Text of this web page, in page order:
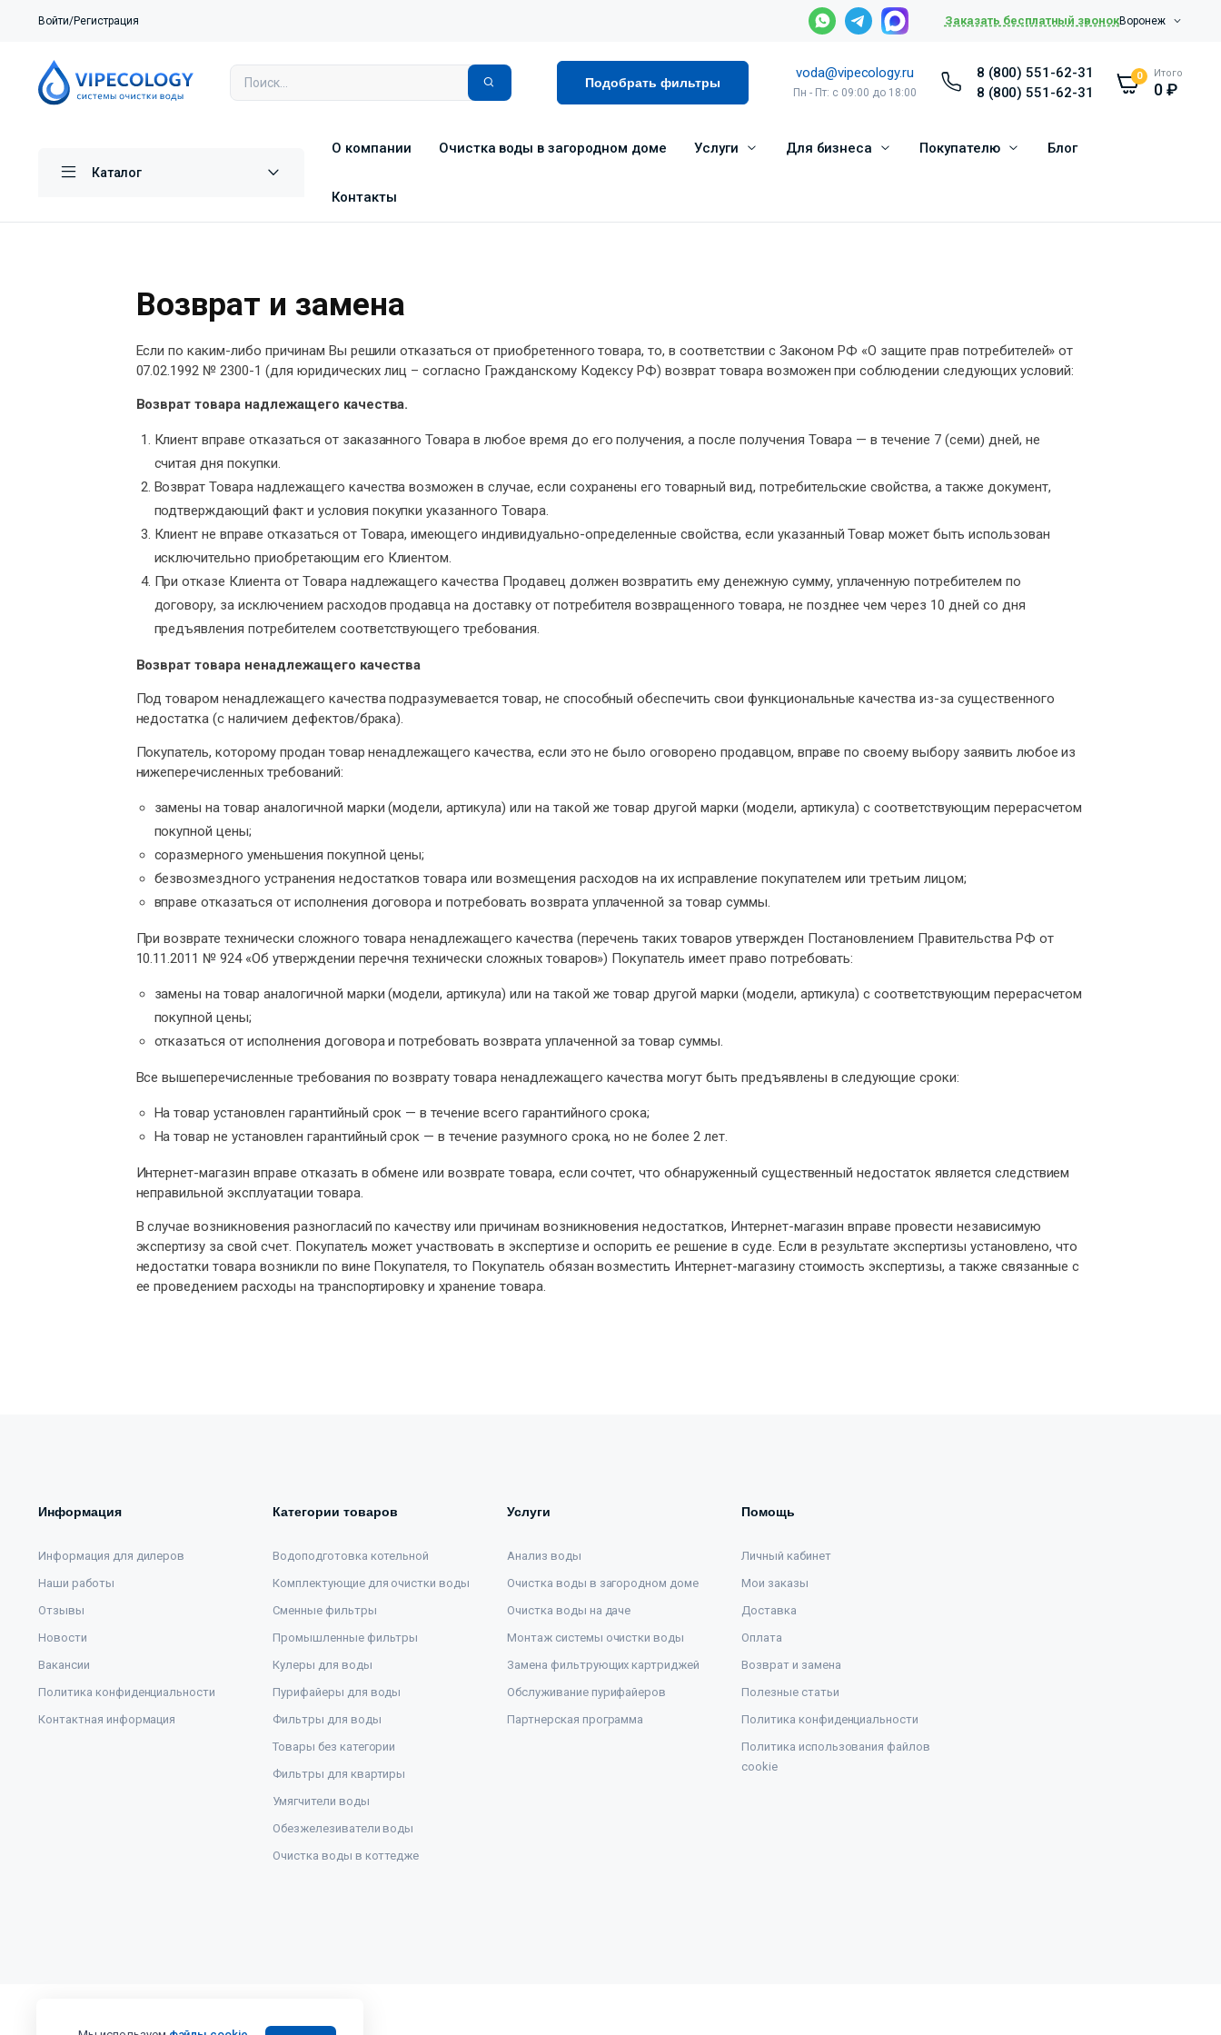
Войти/Регистрация Заказать бесплатный звонокВоронеж
Подобрать фильтры
voda@vipecology.ru
Пн - Пт: с 09:00 до 18:00
8 (800) 551-62-31
8 (800) 551-62-31
0 Итого
0₽
Каталог
О компании Очистка воды в загородном доме Услуги Для бизнеса Покупателю Блог
Контакты
Возврат и замена
Если по каким-либо причинам Вы решили отказаться от приобретенного товара, то, в соответствии с Законом РФ «О защите прав потребителей» от
07.02.1992 № 2300-1 (для юридических лиц – согласно Гражданскому Кодексу РФ) возврат товара возможен при соблюдении следующих условий:
Возврат товара надлежащего качества.
Клиент вправе отказаться от заказанного Товара в любое время до его получения, а после получения Товара — в течение 7 (семи) дней, не
считая дня покупки.
Возврат Товара надлежащего качества возможен в случае, если сохранены его товарный вид, потребительские свойства, а также документ,
подтверждающий факт и условия покупки указанного Товара.
Клиент не вправе отказаться от Товара, имеющего индивидуально-определенные свойства, если указанный Товар может быть использован
исключительно приобретающим его Клиентом.
При отказе Клиента от Товара надлежащего качества Продавец должен возвратить ему денежную сумму, уплаченную потребителем по
договору, за исключением расходов продавца на доставку от потребителя возвращенного товара, не позднее чем через 10 дней со дня
предъявления потребителем соответствующего требования.
Возврат товара ненадлежащего качества
Под товаром ненадлежащего качества подразумевается товар, не способный обеспечить свои функциональные качества из-за существенного
недостатка (с наличием дефектов/брака).
Покупатель, которому продан товар ненадлежащего качества, если это не было оговорено продавцом, вправе по своему выбору заявить любое из
нижеперечисленных требований:
замены на товар аналогичной марки (модели, артикула) или на такой же товар другой марки (модели, артикула) с соответствующим перерасчетом
покупной цены;
соразмерного уменьшения покупной цены;
безвозмездного устранения недостатков товара или возмещения расходов на их исправление покупателем или третьим лицом;
вправе отказаться от исполнения договора и потребовать возврата уплаченной за товар суммы.
При возврате технически сложного товара ненадлежащего качества (перечень таких товаров утвержден Постановлением Правительства РФ от
10.11.2011 № 924 «Об утверждении перечня технически сложных товаров») Покупатель имеет право потребовать:
замены на товар аналогичной марки (модели, артикула) или на такой же товар другой марки (модели, артикула) с соответствующим перерасчетом
покупной цены;
отказаться от исполнения договора и потребовать возврата уплаченной за товар суммы.
Все вышеперечисленные требования по возврату товара ненадлежащего качества могут быть предъявлены в следующие сроки:
На товар установлен гарантийный срок — в течение всего гарантийного срока;
На товар не установлен гарантийный срок — в течение разумного срока, но не более 2 лет.
Интернет-магазин вправе отказать в обмене или возврате товара, если сочтет, что обнаруженный существенный недостаток является следствием
неправильной эксплуатации товара.
В случае возникновения разногласий по качеству или причинам возникновения недостатков, Интернет-магазин вправе провести независимую
экспертизу за свой счет. Покупатель может участвовать в экспертизе и оспорить ее решение в суде. Если в результате экспертизы установлено, что
недостатки товара возникли по вине Покупателя, то Покупатель обязан возместить Интернет-магазину стоимость экспертизы, а также связанные с
ее проведением расходы на транспортировку и хранение товара.
Информация
Информация для дилеров
Наши работы
Отзывы
Новости
Вакансии
Политика конфиденциальности
Контактная информация
Категории товаров
Водоподготовка котельной
Комплектующие для очистки воды
Сменные фильтры
Промышленные фильтры
Кулеры для воды
Пурифайеры для воды
Фильтры для воды
Товары без категории
Фильтры для квартиры
Умягчители воды
Обезжелезиватели воды
Очистка воды в коттедже
Услуги
Анализ воды
Очистка воды в загородном доме
Очистка воды на даче
Монтаж системы очистки воды
Замена фильтрующих картриджей
Обслуживание пурифайеров
Партнерская программа
Помощь
Личный кабинет
Мои заказы
Доставка
Оплата
Возврат и замена
Полезные статьи
Политика конфиденциальности
Политика использования файлов
cookie